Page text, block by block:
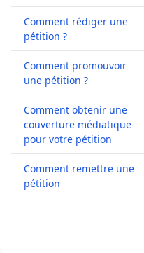
Comment rédiger une
pétition ?
Comment promouvoir
une pétition ?
Comment obtenir une
couverture médiatique
pour votre pétition
Comment remettre une
pétition